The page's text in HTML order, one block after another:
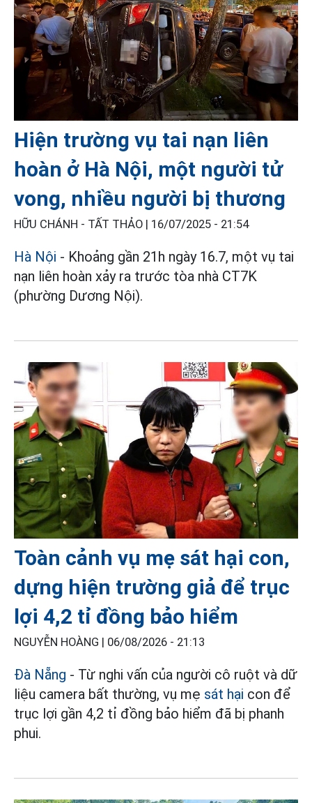
Hiện trường vụ tai nạn liên
hoàn ở Hà Nội, một người tử
vong, nhiều người bị thương
HỮU CHÁNH - TẤT THẢO | 16/07/2025 - 21:54
Hà Nội - Khoảng gần 21h ngày 16.7, một vụ tai
nạn liên hoàn xảy ra trước tòa nhà CT7K
(phường Dương Nội).
Toàn cảnh vụ mẹ sát hại con,
dựng hiện trường giả để trục
lợi 4,2 tỉ đồng bảo hiểm
NGUYỄN HOÀNG | 06/08/2026 - 21:13
Đà Nẵng - Từ nghi vấn của người cô ruột và dữ
liệu camera bất thường, vụ mẹ sát hại con để
trục lợi gần 4,2 tỉ đồng bảo hiểm đã bị phanh
phui.